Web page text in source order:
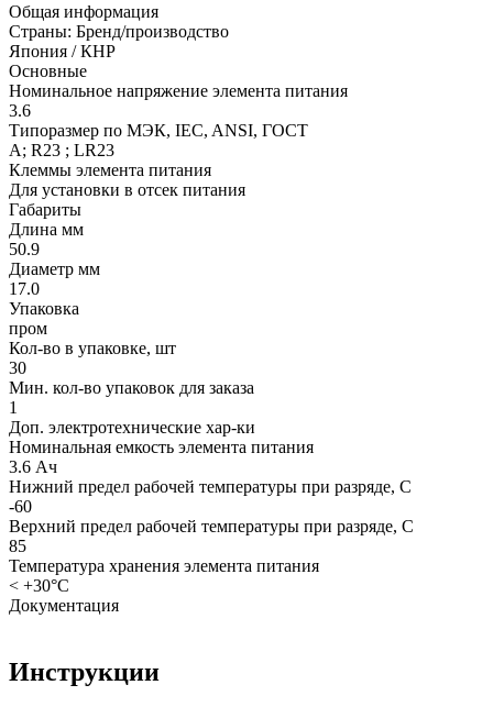
Общая информация
Страны: Бренд/производство
Япония / КНР
Основные
Номинальное напряжение элемента питания
3.6
Типоразмер по МЭК, IEC, ANSI, ГОСТ
A; R23 ; LR23
Клеммы элемента питания
Для установки в отсек питания
Габариты
Длина мм
50.9
Диаметр мм
17.0
Упаковка
пром
Кол-во в упаковке, шт
30
Мин. кол-во упаковок для заказа
1
Доп. электротехнические хар-ки
Номинальная емкость элемента питания
3.6 Ач
Нижний предел рабочей температуры при разряде, С
-60
Верхний предел рабочей температуры при разряде, С
85
Температура хранения элемента питания
< +30°C
Документация
Инструкции